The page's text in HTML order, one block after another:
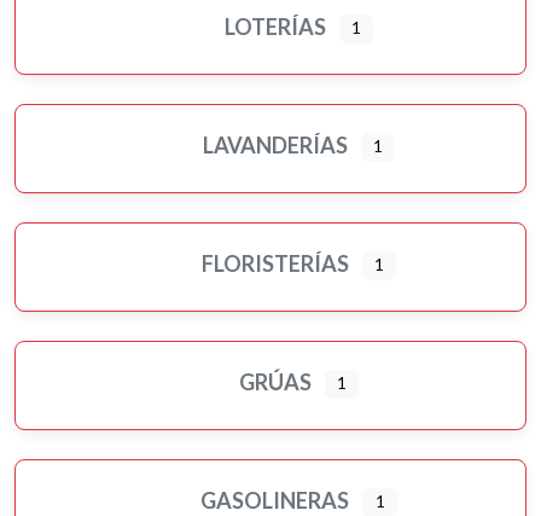
LOTERÍAS 1
LAVANDERÍAS 1
FLORISTERÍAS 1
GRÚAS 1
GASOLINERAS 1